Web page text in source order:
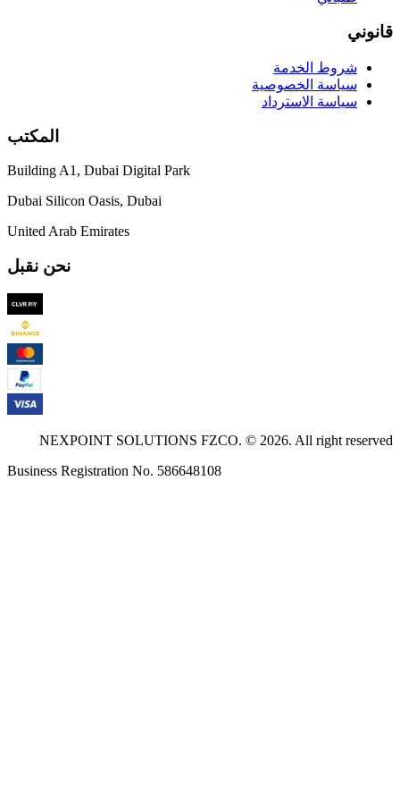
شروط الخدمة
سياسة الخصوصية
سياسة الاسترداد
المكتب
Building A1, Dubai Digital Park
Dubai Silicon Oasis, Dubai
United Arab Emirates
نحن نقبل
NEXPOINT SOLUTIONS FZCO. © 2026. All right
Business Registration No. 586648108